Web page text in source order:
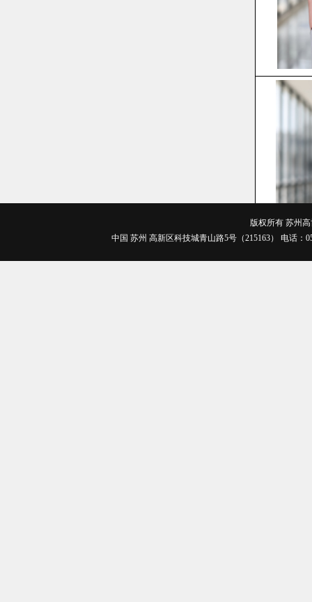
版权所有 苏州高
中国 苏州 高新区科技城青山路5号（215163） 电话：